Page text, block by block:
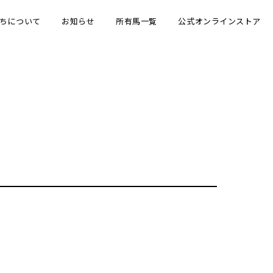
について お知らせ 所有馬一覧 公式オンラインストア